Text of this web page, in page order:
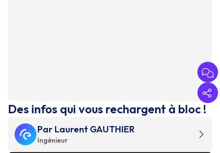
Des infos qui vous rechargent à bloc !
Par Laurent GAUTHIER
Ingénieur